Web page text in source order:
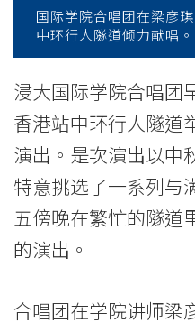
表
演」
献
唱
学
国际学院合唱团在梁彦
中环行人隧道倾力献唱。
浸大国际学院合唱团
香港站中环行人隧道
演出。是次演出以中
特意挑选了一系列与
五傍晚在繁忙的隧道
的演出。
合唱团在学院讲师梁